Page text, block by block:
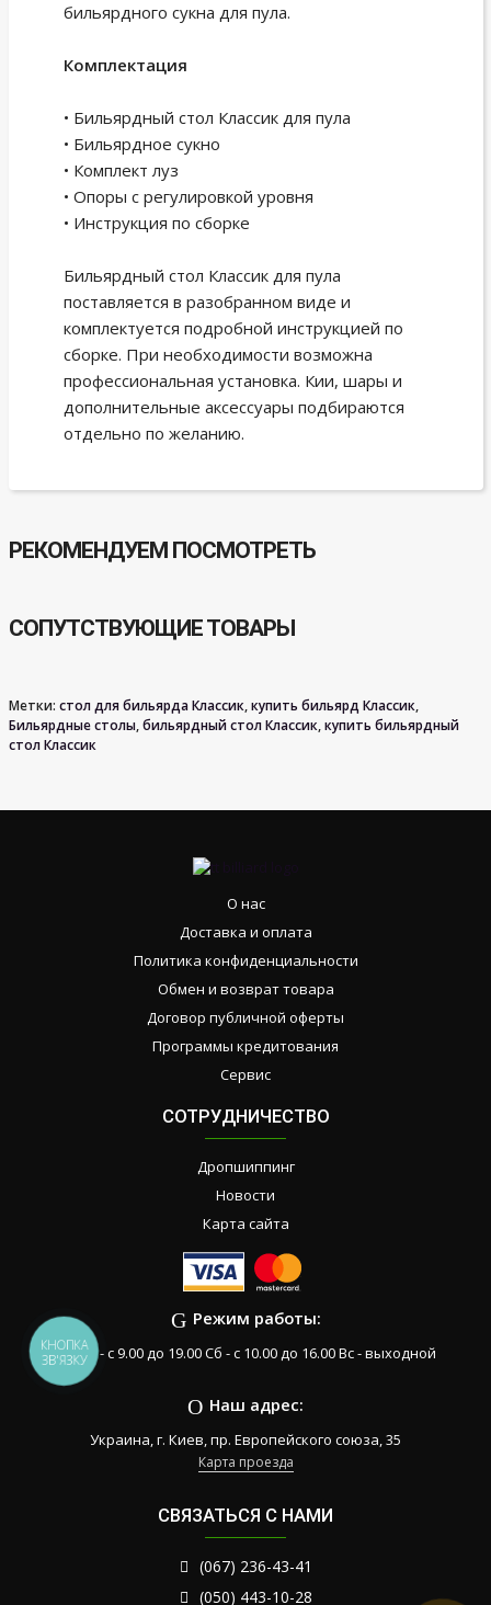
бильярдного сукна для пула.
Комплектация
• Бильярдный стол Классик для пула
• Бильярдное сукно
• Комплект луз
• Опоры с регулировкой уровня
• Инструкция по сборке
Бильярдный стол Классик для пула
поставляется в разобранном виде и
комплектуется подробной инструкцией по
сборке. При необходимости возможна
профессиональная установка. Кии, шары и
дополнительные аксессуары подбираются
отдельно по желанию.
РЕКОМЕНДУЕМ ПОСМОТРЕТЬ
СОПУТСТВУЮЩИЕ ТОВАРЫ
Метки: стол для бильярда Классик,купить бильярд Классик,
Бильярдные столы,бильярдный стол Классик,купить бильярдный
стол Классик
О нас
Доставка и оплата
Политика конфиденциальности
Обмен и возврат товара
Договор публичной оферты
Программы кредитования
Сервис
СОТРУДНИЧЕСТВО
Дропшиппинг
Новости
Карта сайта
Режим работы:
Пн-Пт - с 9.00 до 19.00 Сб - с 10.00 до 16.00 Вс - выходной
Наш адрес:
Украина, г. Киев, пр. Европейского союза, 35
Карта проезда
СВЯЗАТЬСЯ С НАМИ
(067) 236-43-41
(050) 443-10-28
КНОПКА
ЗВ'ЯЗКУ